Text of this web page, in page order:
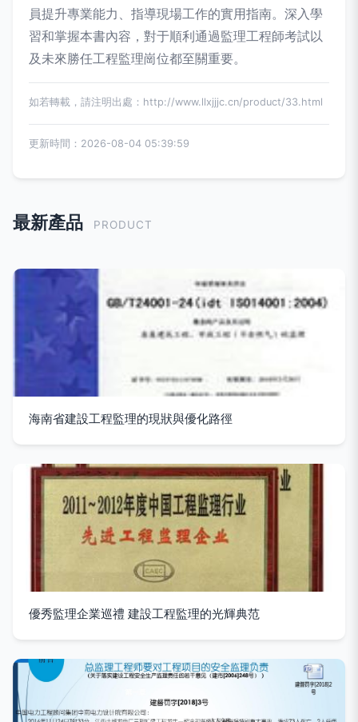
員提升專業能力、指導現場工作的實用指南。深入學
習和掌握本書內容，對于順利通過監理工程師考試以
及未來勝任工程監理崗位都至關重要。
如若轉載，請注明出處：http://www.llxjjjc.cn/product/33.html
更新時間：2026-08-04 05:39:59
最新產品 PRODUCT
海南省建設工程監理的現狀與優化路徑
優秀監理企業巡禮 建設工程監理的光輝典范